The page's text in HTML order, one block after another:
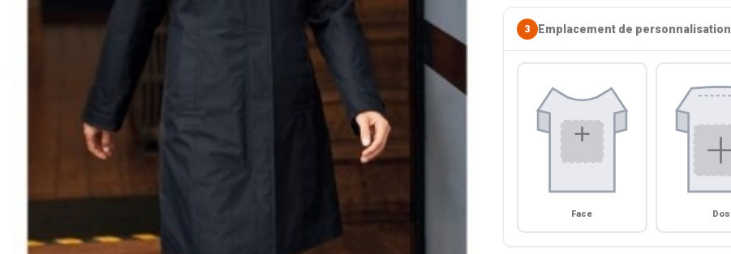
3 Emplacement de personnalisation
Face Dos